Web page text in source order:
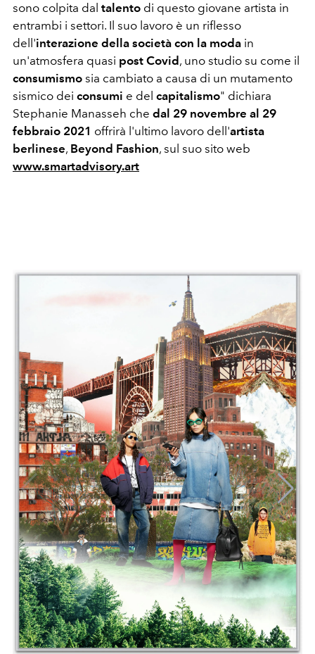
sono colpita dal talento di questo giovane artista in
entrambi i settori. Il suo lavoro è un riflesso
dell'interazione della società con la moda in
un'atmosfera quasi post Covid , uno studio su come il
consumismo sia cambiato a causa di un mutamento
sismico dei consumi e del capitalismo" dichiara
Stephanie Manasseh che dal 29 novembre al 29
febbraio 2021 offrirà l'ultimo lavoro dell'artista
berlinese, Beyond Fashion, sul suo sito web
www.smartadvisory.art